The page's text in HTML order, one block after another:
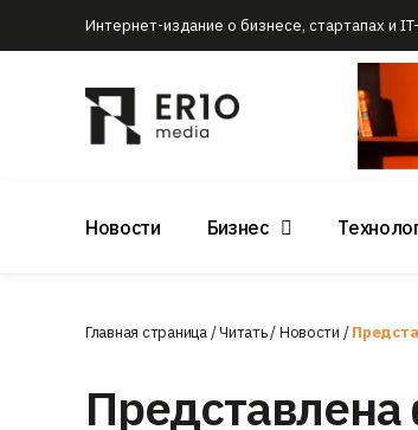
Интернет-издание о бизнесе, стартапах и
Новости Бизнес
Главная страница/Читать/Новости /